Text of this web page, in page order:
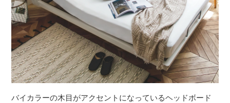
バイカラーの木目がアクセントになっているヘッドボード